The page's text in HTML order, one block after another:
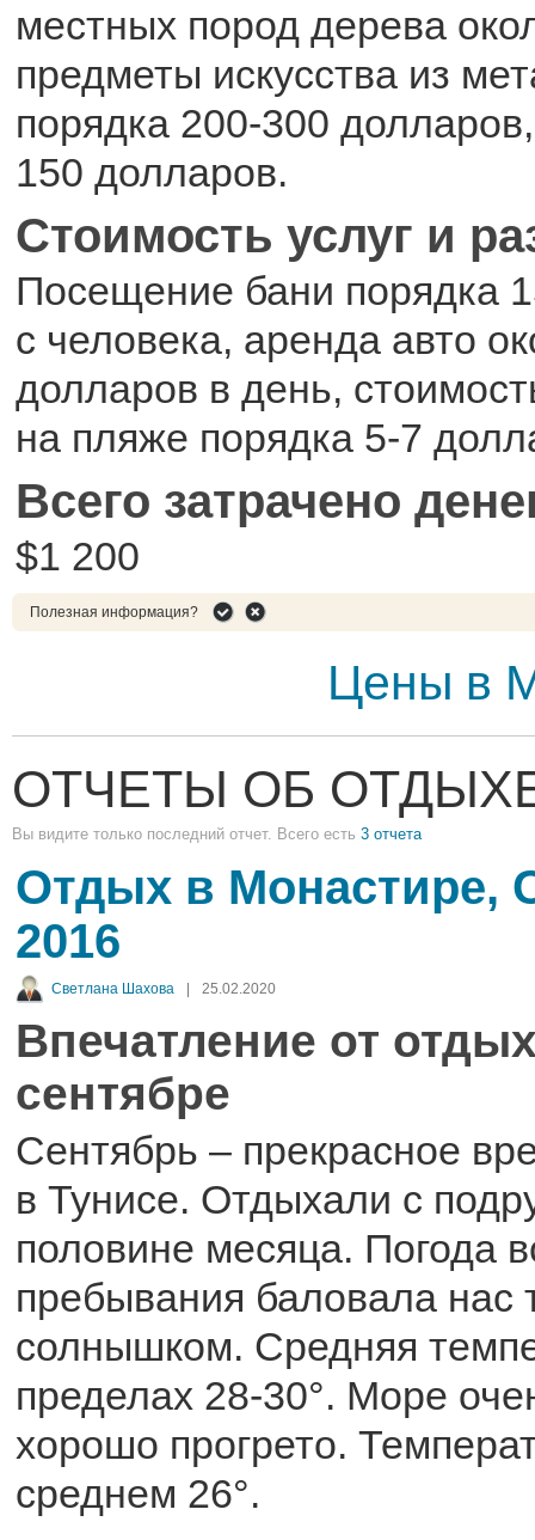
местных пород дерева
предметы искусства из
порядка 200-300
150 долларов.
Стоимость услуг и
Посещение бани порядка
с человека, аренда авто
долларов в день,
на пляже порядка 5-7
Всего затрачено
$1 200
Полезная информация?
Цены в
ОТЧЕТЫ ОБ
Вы видите только последний отчет. Всего есть 3 отчета
Отдых в Монастире,
2016
Светлана Шахова | 25.02.2020
Впечатление от
сентябре
Сентябрь – прекрасное
в Тунисе. Отдыхали с
половине месяца. Погода
пребывания баловала нас
солнышком. Средняя
пределах 28-30°. Море
хорошо прогрето.
среднем 26°.